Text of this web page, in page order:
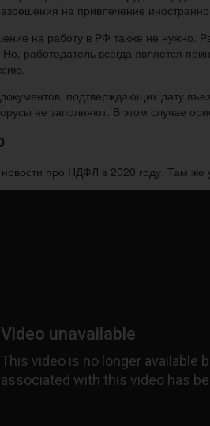
на привлечение
на работу в РФ также не нужно.
работодатель всегда является
подтверждающих дату
не заполняют. В этом случае
про НДФЛ в 2020 году. Там